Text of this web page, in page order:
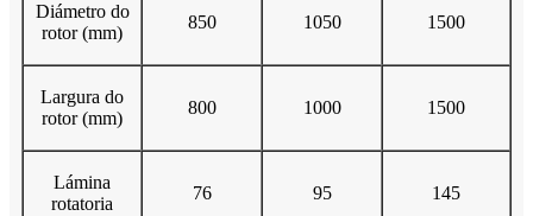
Diámetro do
rotor (mm)
850 1050 1500
Largura do
rotor (mm)
800 1000 1500
Lámina
rotatoria
76 95 145